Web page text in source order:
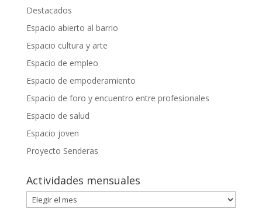
Destacados
Espacio abierto al barrio
Espacio cultura y arte
Espacio de empleo
Espacio de empoderamiento
Espacio de foro y encuentro entre profesionales
Espacio de salud
Espacio joven
Proyecto Senderas
Actividades mensuales
Actividades
mensuales